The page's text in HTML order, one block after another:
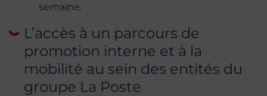
semaine.
L’accès à un parcours de
promotion interne et à la
mobilité au sein des entités du
groupe La Poste